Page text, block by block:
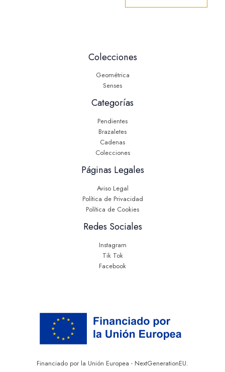
Colecciones
Geométrica
Senses
Categorías
Pendientes
Brazaletes
Cadenas
Colecciones
Páginas Legales
Aviso Legal
Política de Privacidad
Política de Cookies
Redes Sociales
Instagram
Tik Tok
Facebook
Financiado por la Unión Europea - NextGenerationEU.